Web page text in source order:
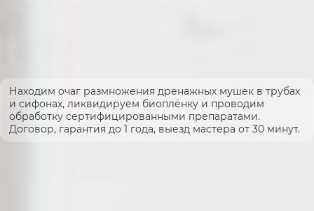
Находим очаг размножения дренажных мушек в трубах
и сифонах, ликвидируем биоплёнку и проводим
обработку сертифицированными препаратами.
Договор, гарантия до 1 года, выезд мастера от 30 минут.